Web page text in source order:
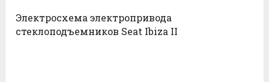
Электросхема электропривода
стеклоподъемников Seat Ibiza II